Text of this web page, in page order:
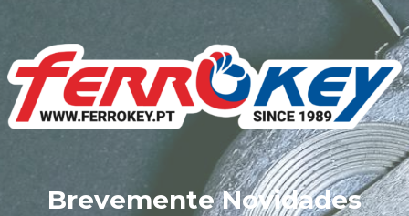
content
Brevemente Novidades